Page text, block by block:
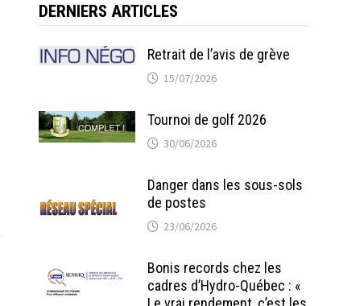
DERNIERS ARTICLES
Retrait de l’avis de grève
15/07/2026
Tournoi de golf 2026
30/06/2026
Danger dans les sous-sols
de postes
23/06/2026
Bonis records chez les
cadres d’Hydro-Québec : «